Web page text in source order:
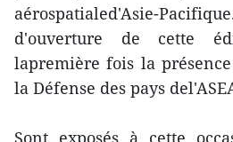
aérospatialed'Asie-
d'ouverture de cette
lapremière fois la
la Défense des pays
Sont exposés à cette